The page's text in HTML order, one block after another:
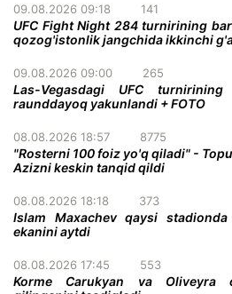
09.08.2026 09:18 141
UFC Fight Night 284 turnirining
qozog'istonlik jangchida ikkinchi
09.08.2026 09:00 265
Las-Vegasdagi UFC
raunddayoq yakunlandi + FOTO
08.08.2026 18:57 8775
"Rosterni 100 foiz yo'q qiladi" -
Azizni keskin tanqid qildi
08.08.2026 18:18 373
Islam Maxachev qaysi
ekanini aytdi
08.08.2026 17:45 553
Korme Carukyan va Oliveyra